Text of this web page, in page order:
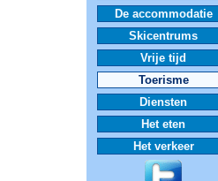
De accommodatie
Skicentrums
Vrije tijd
Toerisme
Diensten
Het eten
Het verkeer